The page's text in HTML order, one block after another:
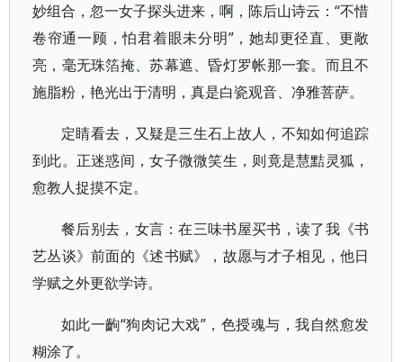
妙组合，忽一女子探头进来，啊，陈后山诗云：“不惜
卷帘通一顾，怕君着眼未分明”，她却更径直、更敞
亮，毫无珠箔掩、苏幕遮、昏灯罗帐那一套。而且不
施脂粉，艳光出于清明，真是白瓷观音、净雅菩萨。
定睛看去，又疑是三生石上故人，不知如何追踪
到此。正迷惑间，女子微微笑生，则竟是慧黠灵狐，
愈教人捉摸不定。
餐后别去，女言：在三味书屋买书，读了我《书
艺丛谈》前面的《述书赋》，故愿与才子相见，他日
学赋之外更欲学诗。
如此一齣“狗肉记大戏”，色授魂与，我自然愈发
糊涂了。